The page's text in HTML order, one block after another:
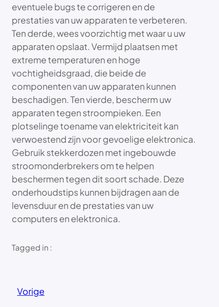
eventuele bugs te corrigeren en de
prestaties van uw apparaten te verbeteren.
Ten derde, wees voorzichtig met waar u uw
apparaten opslaat. Vermijd plaatsen met
extreme temperaturen en hoge
vochtigheidsgraad, die beide de
componenten van uw apparaten kunnen
beschadigen. Ten vierde, bescherm uw
apparaten tegen stroompieken. Een
plotselinge toename van elektriciteit kan
verwoestend zijn voor gevoelige elektronica.
Gebruik stekkerdozen met ingebouwde
stroomonderbrekers om te helpen
beschermen tegen dit soort schade. Deze
onderhoudstips kunnen bijdragen aan de
levensduur en de prestaties van uw
computers en elektronica.
Tagged in :
Vorige